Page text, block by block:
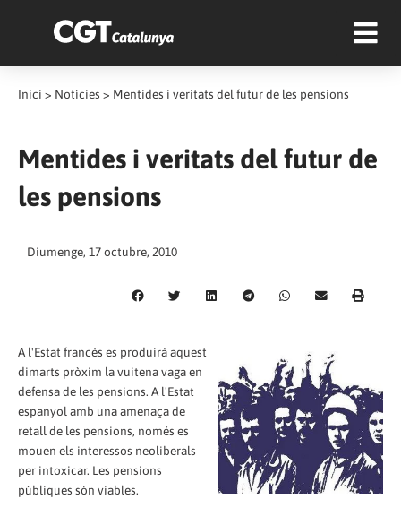
Inici > Notícies > Mentides i veritats del futur de les pensions
Mentides i veritats del futur de
les pensions
Diumenge, 17 octubre, 2010
A l'Estat francès es produirà aquest
dimarts pròxim la vuitena vaga en
defensa de les pensions. A l'Estat
espanyol amb una amenaça de
retall de les pensions, només es
mouen els interessos neoliberals
per intoxicar. Les pensions
públiques són viables.